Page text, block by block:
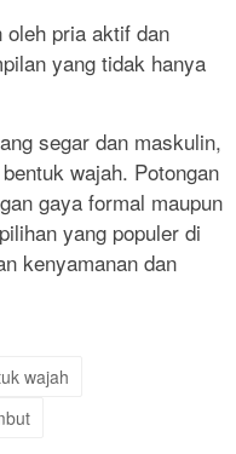
oleh pria aktif dan
yang tidak hanya
segar dan maskulin,
wajah. Potongan
gaya formal maupun
yang populer di
kenyamanan dan
wajah